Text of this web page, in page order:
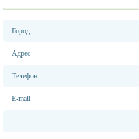
Город
Адрес
Телефон
E-mail